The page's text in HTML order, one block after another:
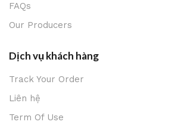
FAQs
Our Producers
Dịch vụ khách hàng
Track Your Order
Liên hệ
Term Of Use